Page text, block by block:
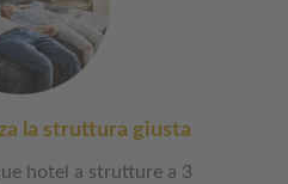
la struttura giusta
hotel a strutture a 3